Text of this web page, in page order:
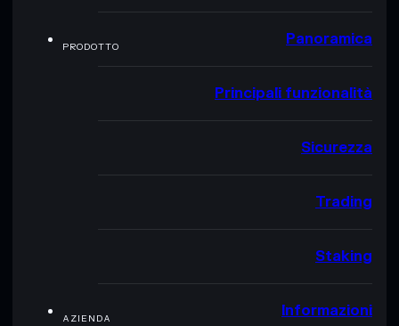
PRODOTTO Panoramica
Principali funzionalità
Sicurezza
Trading
Staking
AZIENDA Informazioni